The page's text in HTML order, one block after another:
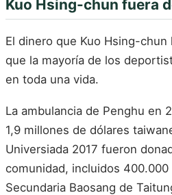
Kuo Hsing-chun fuera
El dinero que Kuo Hsing-
que la mayoría de los
en toda una vida.
La ambulancia de Penghu en
1,9 millones de dólares
Universiada 2017 fueron
comunidad, incluidos 400.000
Secundaria Baosang de